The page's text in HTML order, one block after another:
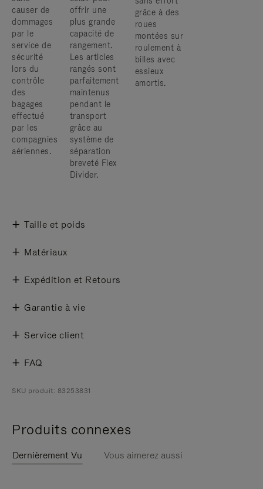
causer de
dommages
par le
service de
sécurité
lors du
contrôle
des
bagages
effectué
par les
compagnies
aériennes.
offrir une
plus grande
capacité de
rangement.
Les articles
rangés sont
parfaitement
maintenus
pendant le
transport
grâce au
système de
séparation
breveté Flex
Divider.
grâce à des
roues
montées sur
roulement à
billes avec
essieux
amortis.
Taille et poids
Matériaux
Expédition et Retours
Garantie à vie
Service client
FAQ
SKU produit: 83253831
Produits connexes
Dernièrement Vu Vous aimerez aussi